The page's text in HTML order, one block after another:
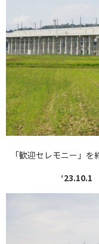
「歓迎セレモニー」
‘23.10.1